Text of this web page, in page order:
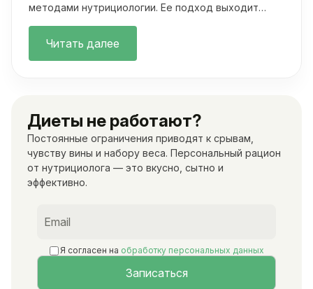
методами нутрициологии. Ее подход выходит
Читать далее
Диеты не работают?
Постоянные ограничения приводят к срывам,
чувству вины и набору веса. Персональный рацион
от нутрициолога — это вкусно, сытно и
эффективно.
Я согласен на обработку персональных данных